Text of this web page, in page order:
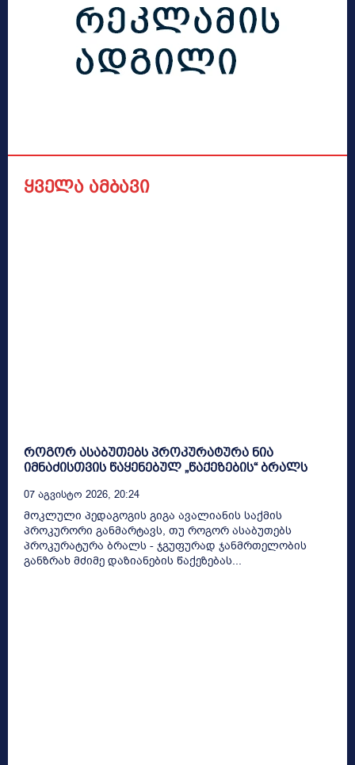
ყველა ამბავი
როგორ ასაბუთებს პროკურატურა ნია
იმნაძისთვის წაყენებულ „წაქეზების“ ბრალს
07 Აგვისტო 2026, 20:24
მოკლული პედაგოგის გიგა ავალიანის საქმის
პროკურორი განმარტავს, თუ როგორ ასაბუთებს
პროკურატურა ბრალს - ჯგუფურად ჯანმრთელობის
განზრახ მძიმე დაზიანების წაქეზებას...